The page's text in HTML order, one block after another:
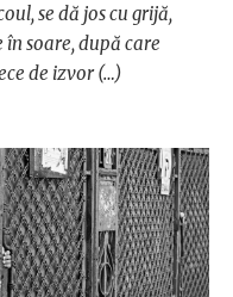
se dă jos cu grijă,
soare, după care
de izvor (…)